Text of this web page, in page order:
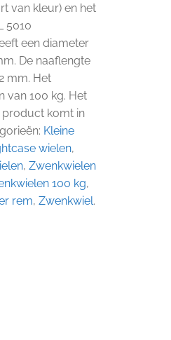
van kleur) en het
5010
een diameter
De naaflengte
mm. Het
van 100 kg. Het
product komt in
Kleine
wielen,
,Zwenkwielen
100 kg,
rem,Zwenkwiel.